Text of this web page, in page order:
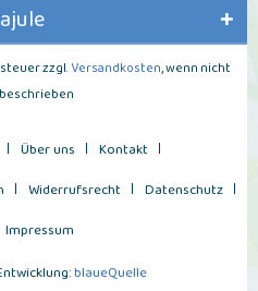
zzgl. Versandkosten, wenn nicht
Über uns
Kontakt
Widerrufsrecht
Datenschutz
Impressum
blaueQuelle